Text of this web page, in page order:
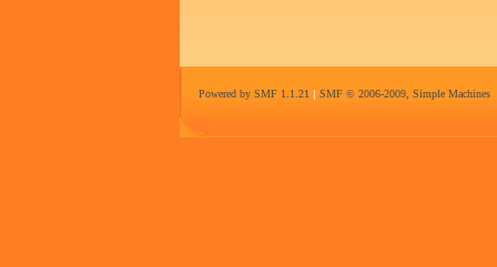
Powered by SMF 1.1.21 | SMF © 2006-2009, Simple Machines